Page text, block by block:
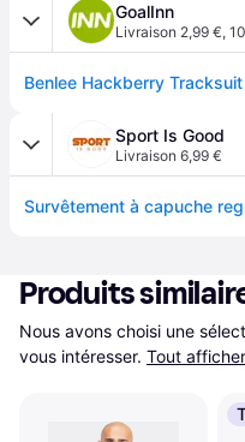
GoalInn
Livraison 2,99 €,
Sport Is Good
Livraison 6,99 €
Produits
Nous avons choisi une
vous intéresser. Tout afficher